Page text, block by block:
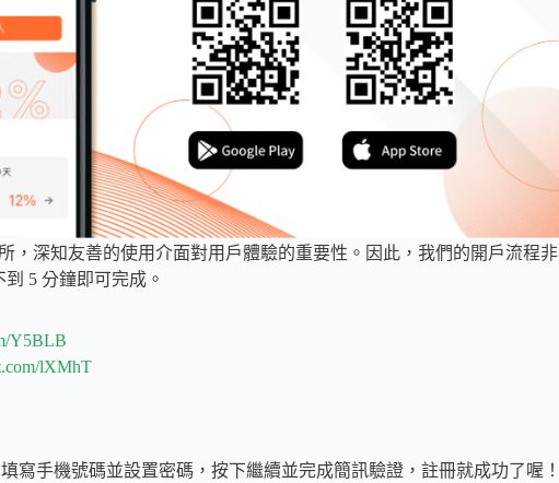
，深知友善的使用介面對用戶體驗的重要性。因此，我們的開戶流程非
5 分鐘即可完成。
Y5BLB
lXMhT
填寫手機號碼並設置密碼，按下繼續並完成簡訊驗證，註冊就成功了喔！